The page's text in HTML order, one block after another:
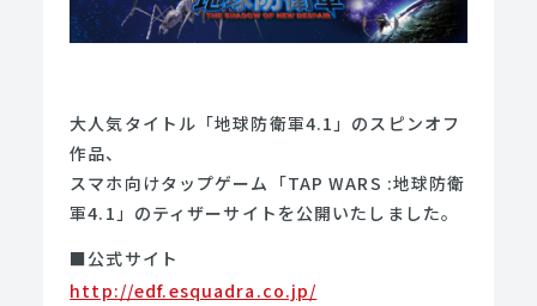
大人気タイトル「地球防衛軍4.1」のスピンオフ
作品、
スマホ向けタップゲーム「TAP WARS :地球防衛
軍4.1」のティザーサイトを公開いたしました。
■公式サイト
http://edf.esquadra.co.jp/